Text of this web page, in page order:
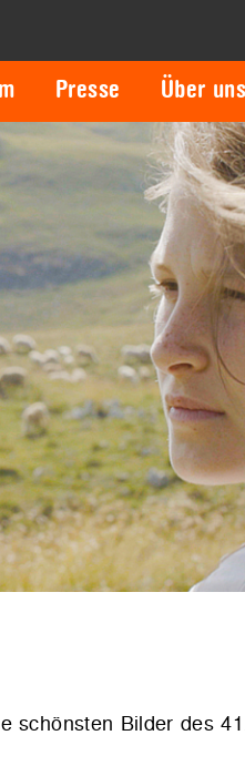
Presse Über uns
schönsten Bilder des